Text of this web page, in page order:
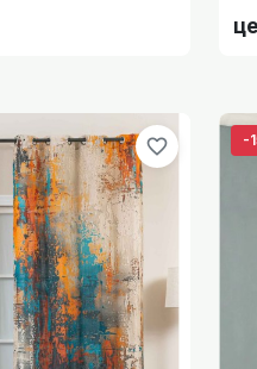
favorite_border -
детска завеса с